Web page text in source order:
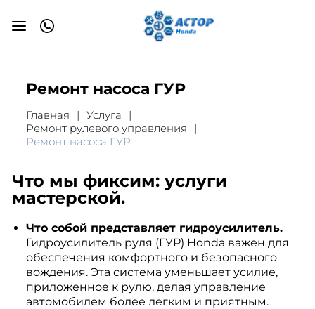
Ремонт насоса ГУР
Главная
Услуга
Ремонт рулевого управления
Ремонт насоса ГУР
Что мы фиксим: услуги
мастерской.
Что собой представляет гидроусилитель.
Гидроусилитель руля (ГУР) Honda важен для
обеспечения комфортного и безопасного
вождения. Эта система уменьшает усилие,
приложенное к рулю, делая управление
автомобилем более легким и приятным.